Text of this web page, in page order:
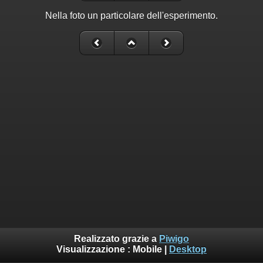
Nella foto un particolare dell'esperimento.
Realizzato grazie a Piwigo
Visualizzazione : Mobile Desktop